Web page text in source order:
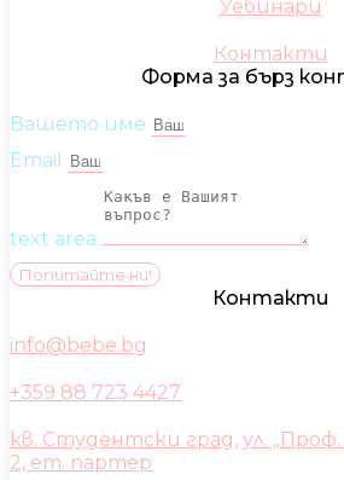
Уебинари
Контакти
Форма за бърз
Вашето име
Email
text area
Попитайте ни!
Контакти
info@bebe.bg
+359 88 723 4427
кв. Студентски град, ул.
2, ет. партер